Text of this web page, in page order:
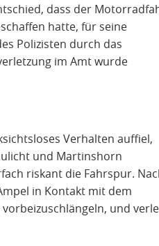
dass der
hatte, für seine
Polizisten durch das
im Amt wurde
Verhalten auffiel,
und Martinshorn
riskant die Fahrspur.
in Kontakt mit dem
und